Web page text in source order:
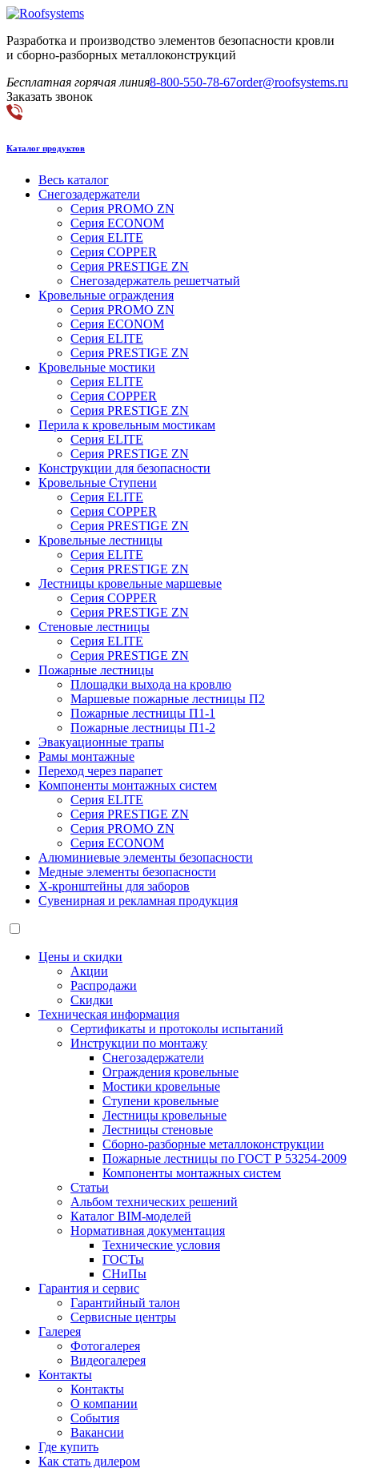
Разработка и производство элементов безопасности кровли
и сборно-разборных металлоконструкций
Бесплатная горячая линия8-800-550-78-67order@roofsystems.ru
Заказать звонок
Каталог продуктов
Весь каталог
Снегозадержатели
Серия PROMO ZN
Серия ECONOM
Серия ELITE
Серия COPPER
Серия PRESTIGE ZN
Снегозадержатель решетчатый
Кровельные ограждения
Серия PROMO ZN
Серия ECONOM
Серия ELITE
Серия PRESTIGE ZN
Кровельные мостики
Серия ELITE
Серия COPPER
Серия PRESTIGE ZN
Перила к кровельным мостикам
Серия ELITE
Серия PRESTIGE ZN
Конструкции для безопасности
Кровельные Ступени
Серия ELITE
Серия COPPER
Серия PRESTIGE ZN
Кровельные лестницы
Серия ELITE
Серия PRESTIGE ZN
Лестницы кровельные маршевые
Серия COPPER
Серия PRESTIGE ZN
Стеновые лестницы
Серия ELITE
Серия PRESTIGE ZN
Пожарные лестницы
Площадки выхода на кровлю
Маршевые пожарные лестницы П2
Пожарные лестницы П1-1
Пожарные лестницы П1-2
Эвакуационные трапы
Рамы монтажные
Переход через парапет
Компоненты монтажных систем
Серия ELITE
Серия PRESTIGE ZN
Серия PROMO ZN
Серия ECONOM
Алюминиевые элементы безопасности
Медные элементы безопасности
X-кронштейны для заборов
Сувенирная и рекламная продукция
Цены и скидки
Акции
Распродажи
Скидки
Техническая информация
Сертификаты и протоколы испытаний
Инструкции по монтажу
Снегозадержатели
Ограждения кровельные
Мостики кровельные
Ступени кровельные
Лестницы кровельные
Лестницы стеновые
Сборно-разборные металлоконструкции
Пожарные лестницы по ГОСТ Р 53254-2009
Компоненты монтажных систем
Статьи
Альбом технических решений
Каталог BIM-моделей
Нормативная документация
Технические условия
ГОСТы
СНиПы
Гарантия и сервис
Гарантийный талон
Сервисные центры
Галерея
Фотогалерея
Видеогалерея
Контакты
Контакты
О компании
События
Вакансии
Где купить
Как стать дилером